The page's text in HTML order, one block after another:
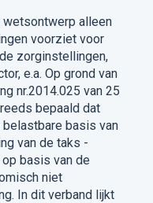
alleen
voorziet voor
zorginstellingen,
e.a. Op grond van
nr.2014.025 van 25
bepaald dat
basis van
van de taks -
basis van de
niet
In dit verband lijkt